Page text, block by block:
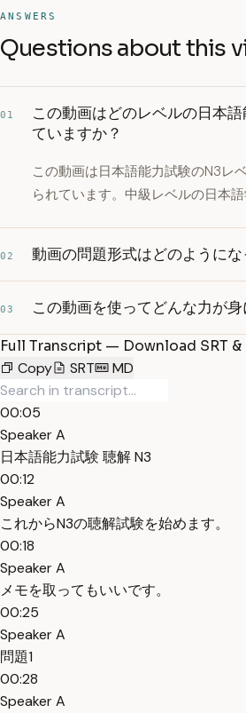
ANSWERS
Questions about this
01
この動画はどのレベルの日本
ていますか？
この動画は日本語能力試験のN3レ
られています。中級レベルの日本語
02 動画の問題形式はどのようにな
03 この動画を使ってどんな力が
Full Transcript — Download SRT &
Copy
SRT MD
00:05
Speaker A
日本語能力試験 聴解 N3
00:12
Speaker A
これからN3の聴解試験を始めます。
00:18
Speaker A
メモを取ってもいいです。
00:25
Speaker A
問題1
00:28
Speaker A